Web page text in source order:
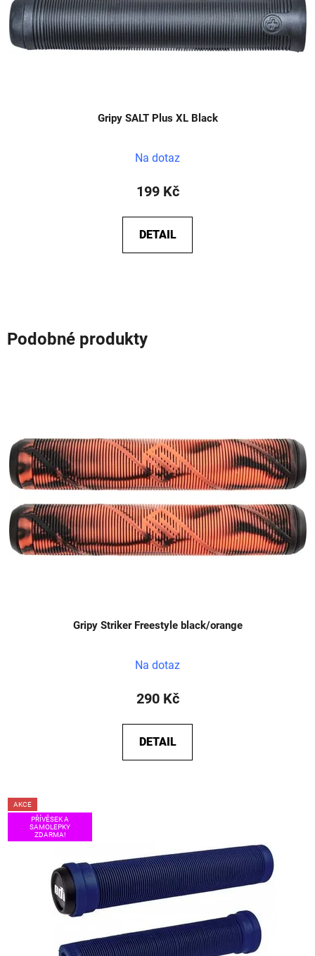
Gripy SALT Plus XL Black
Na dotaz
199 Kč
DETAIL
Podobné produkty
Gripy Striker Freestyle black/orange
Na dotaz
290 Kč
DETAIL
AKCE
PŘÍVĚSEK A
SAMOLEPKY
ZDARMA!